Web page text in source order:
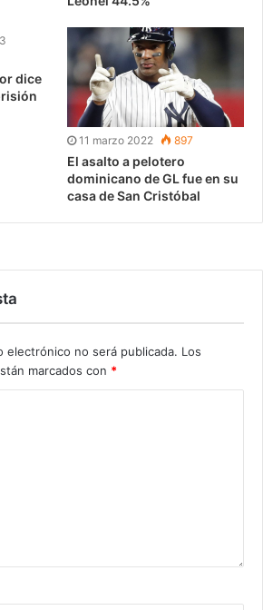
dice
11 marzo 2022 897
El asalto a pelotero
dominicano de GL fue en su
casa de San Cristóbal
electrónico no será publicada. Los
marcados con *